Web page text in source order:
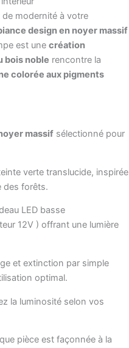
de modernité à votre
design en noyer massif
est une création
bois noble rencontre la
colorée aux pigments
massifsélectionné pour
verte translucide, inspirée
des forêts.
LED basse
12V ) offrant une lumière
et extinction par simple
optimal.
la luminosité selon vos
pièce est façonnée à la